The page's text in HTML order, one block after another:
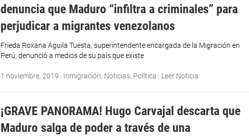
denuncia que Maduro “infiltra a criminales” para
perjudicar a migrantes venezolanos
Frieda Roxana Águila Tuesta, superintendente encargada de la Migración en
Perú, denunció a medios de su país que existe
1 noviembre, 2019 | Inmigración, Noticias, Política | Leer Noticia
¡GRAVE PANORAMA! Hugo Carvajal descarta que
Maduro salga de poder a través de una